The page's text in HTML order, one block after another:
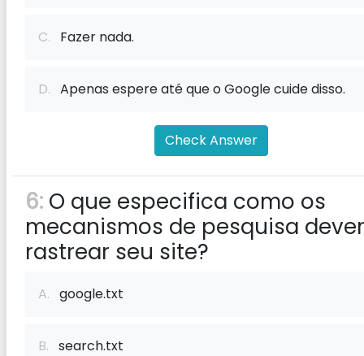
C. Fazer nada.
D. Apenas espere até que o Google cuide disso.
Check Answer
6: O que especifica como os
mecanismos de pesquisa
rastrear seu site?
A. google.txt
B. search.txt